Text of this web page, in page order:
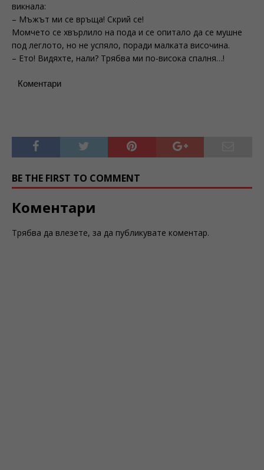
викнала:
– Мъжът ми се връща! Скрий се!
Момчето се хвърлило на пода и се опитало да се мушне
под леглото, но не успяло, поради малката височина.
– Ето! Видяхте, нали? Трябва ми по-висока спалня…!
Коментари
BE THE FIRST TO COMMENT
Коментари
Трябва да влезете, за да публикувате коментар.